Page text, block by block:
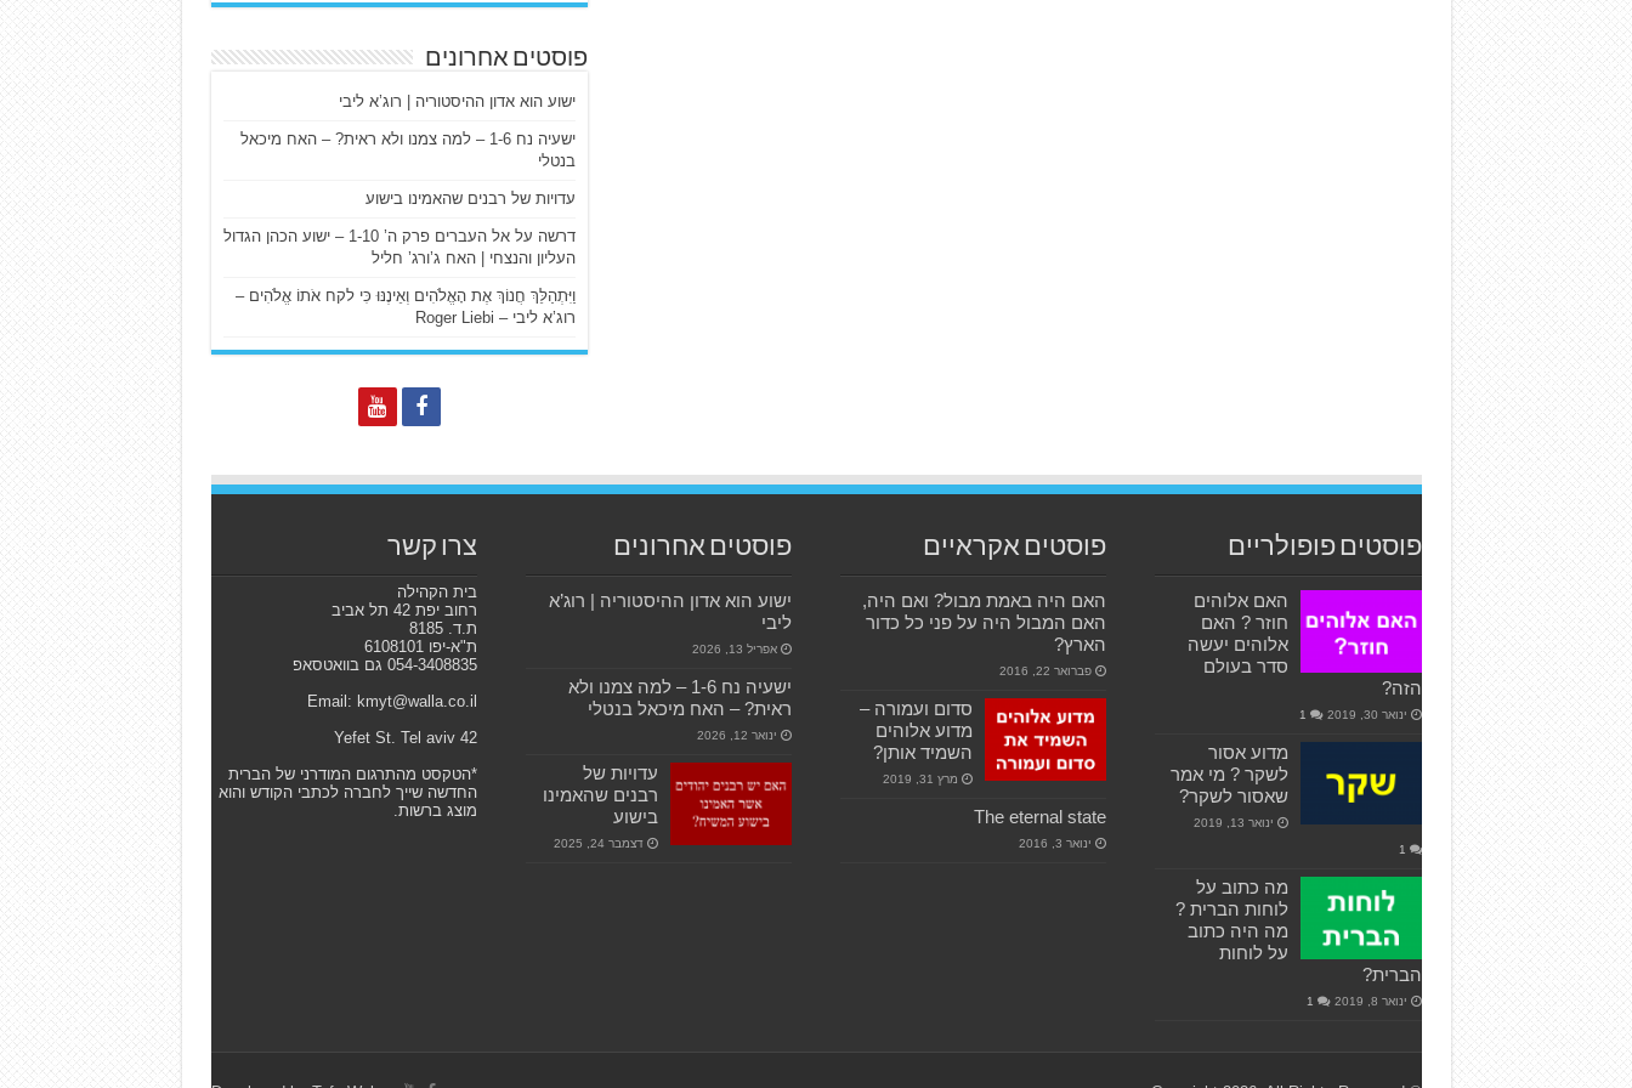
פוסטים אחרונים
ישוע הוא אדון ההיסטוריה | רוג’א ליבי
ישעיה נח 1-6 – למה צמנו ולא ראית? – האח מיכאל
בנטלי
עדויות של רבנים שהאמינו בישוע
דרשה על אל העברים פרק ה’ 1-10 – ישוע הכהן הגדול
העליון והנצחי | האח ג’ורג’ חליל
וַיִּתְהַלֵּךְ חֲנוֹךְ אֶת הָאֱלֹהִים וְאֵינֶנּוּ כִּי לקח אֹתוֹ אֱלֹהִים –
רוג’א ליבי – Roger Liebi
פוסטים פופולריים
האם אלוהים
חוזר ? האם
אלוהים יעשה
סדר בעולם
הזה?
ינואר 30, 2019 1
מדוע אסור
לשקר ? מי אמר
שאסור לשקר?
ינואר 13, 2019
1
מה כתוב על
לוחות הברית ?
מה היה כתוב
על לוחות
הברית?
ינואר 8, 2019 1
פוסטים אקראיים
האם היה באמת מבול? ואם היה,
האם המבול היה על פני כל כדור
הארץ?
פברואר 22, 2016
סדום ועמורה –
מדוע אלוהים
השמיד אותן?
מרץ 31, 2019
The eternal state
ינואר 3, 2016
פוסטים אחרונים
ישוע הוא אדון ההיסטוריה | רוג’א
ליבי
אפריל 13, 2026
ישעיה נח 1-6 – למה צמנו ולא
ראית? – האח מיכאל בנטלי
ינואר 12, 2026
עדויות של
רבנים שהאמינו
בישוע
דצמבר 24, 2025
צרו קשר
בית הקהילה
רחוב יפת 42 תל אביב
ת.ד. 8185
ת"א-יפו 6108101
054-3408835 גם בוואטסאפ
Email: kmyt@walla.co.il
42 Yefet St. Tel aviv
*הטקסט מהתרגום המודרני של הברית
החדשה שייך לחברה לכתבי הקודש והוא
מוצג ברשות.